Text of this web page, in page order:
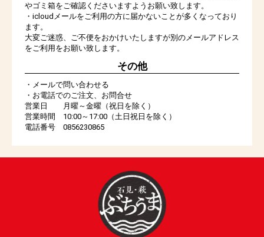
やゴミ箱をご確認くださいますようお願い致します。
・icloudメールをご利用の方に届かないことが多くなっており
ます。
大変ご迷惑、ご不便をおかけいたしますが別のメールアドレス
をご利用をお願い致します。
その他
・メールで問い合わせる
・お電話でのご注文、お問合せ
営業日 月曜～金曜（祝日を除く）
営業時間 10:00～17:00（土日祝日を除く）
電話番号 0856230865